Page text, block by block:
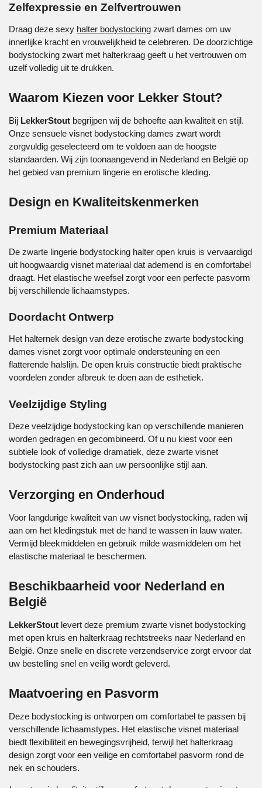
Zelfexpressie en Zelfvertrouwen
Draag deze sexy halter bodystocking zwart dames om uw
innerlijke kracht en vrouwelijkheid te celebreren. De doorzichtige
bodystocking zwart met halterkraag geeft u het vertrouwen om
uzelf volledig uit te drukken.
Waarom Kiezen voor Lekker Stout?
Bij LekkerStout begrijpen wij de behoefte aan kwaliteit en stijl.
Onze sensuele visnet bodystocking dames zwart wordt
zorgvuldig geselecteerd om te voldoen aan de hoogste
standaarden. Wij zijn toonaangevend in Nederland en België op
het gebied van premium lingerie en erotische kleding.
Design en Kwaliteitskenmerken
Premium Materiaal
De zwarte lingerie bodystocking halter open kruis is vervaardigd
uit hoogwaardig visnet materiaal dat ademend is en comfortabel
draagt. Het elastische weefsel zorgt voor een perfecte pasvorm
bij verschillende lichaamstypes.
Doordacht Ontwerp
Het halternek design van deze erotische zwarte bodystocking
dames visnet zorgt voor optimale ondersteuning en een
flatterende halslijn. De open kruis constructie biedt praktische
voordelen zonder afbreuk te doen aan de esthetiek.
Veelzijdige Styling
Deze veelzijdige bodystocking kan op verschillende manieren
worden gedragen en gecombineerd. Of u nu kiest voor een
subtiele look of volledige dramatiek, deze zwarte visnet
bodystocking past zich aan uw persoonlijke stijl aan.
Verzorging en Onderhoud
Voor langdurige kwaliteit van uw visnet bodystocking, raden wij
aan om het kledingstuk met de hand te wassen in lauw water.
Vermijd bleekmiddelen en gebruik milde wasmiddelen om het
elastische materiaal te beschermen.
Beschikbaarheid voor Nederland en
België
LekkerStout levert deze premium zwarte visnet bodystocking
met open kruis en halterkraag rechtstreeks naar Nederland en
België. Onze snelle en discrete verzendservice zorgt ervoor dat
uw bestelling snel en veilig wordt geleverd.
Maatvoering en Pasvorm
Deze bodystocking is ontworpen om comfortabel te passen bij
verschillende lichaamstypes. Het elastische visnet materiaal
biedt flexibiliteit en bewegingsvrijheid, terwijl het halterkraag
design zorgt voor een veilige en comfortabel pasvorm rond de
nek en schouders.